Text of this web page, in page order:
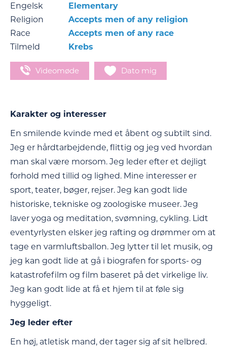
Engelsk
Elementary
Religion
Accepts men of any religion
Race
Accepts men of any race
Tilmeld
Krebs
Videomøde Dato mig
Karakter og interesser
En smilende kvinde med et åbent og subtilt sind.
Jeg er hårdtarbejdende, flittig og jeg ved hvordan
man skal være morsom. Jeg leder efter et dejligt
forhold med tillid og lighed. Mine interesser er
sport, teater, bøger, rejser. Jeg kan godt lide
historiske, tekniske og zoologiske museer. Jeg
laver yoga og meditation, svømning, cykling. Lidt
eventyrlysten elsker jeg rafting og drømmer om at
tage en varmluftsballon. Jeg lytter til let musik, og
jeg kan godt lide at gå i biografen for sports- og
katastrofefilm og film baseret på det virkelige liv.
Jeg kan godt lide at få et hjem til at føle sig
hyggeligt.
Jeg leder efter
En høj, atletisk mand, der tager sig af sit helbred.